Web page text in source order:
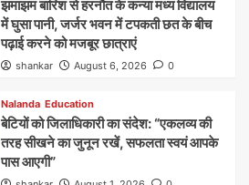
झमाझम बारिश से हरनौत के कन्या मध्य विद्यालय
में घुसा पानी, जर्जर भवन में टपकती छत के बीच
पढ़ाई करने को मजबूर छात्राएं
shankar August 6, 2026 0
Nalanda Education
बेटियों को जिलाधिकारी का संदेश: “एकलव्य की
तरह सीखने का जुनून रखें, सफलता स्वयं आपके
पास आएगी”